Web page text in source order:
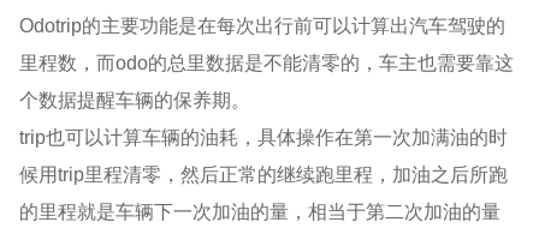
Odotrip的主要功能是在每次出行前可以计算出汽车驾驶的
里程数，而odo的总里数据是不能清零的，车主也需要靠这
个数据提醒车辆的保养期。
trip也可以计算车辆的油耗，具体操作在第一次加满油的时
候用trip里程清零，然后正常的继续跑里程，加油之后所跑
的里程就是车辆下一次加油的量，相当于第二次加油的量